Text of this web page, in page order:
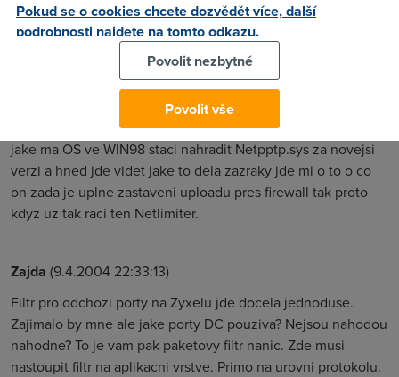
Vydels nekdy jak jede ADSLko 512/128 kdyz se ti na upload
povesi X lidi a berou 12KB/s?
(10.4.2004 11:56:46)
Vim co dovede udelat upload s downloadem ale zalezi take
jake ma OS ve WIN98 staci nahradit Netpptp.sys za novejsi
verzi a hned jde videt jake to dela zazraky jde mi o to o co
on zada je uplne zastaveni uploadu pres firewall tak proto
kdyz uz tak raci ten Netlimiter.
Zajda (9.4.2004 22:33:13)
Filtr pro odchozi porty na Zyxelu jde docela jednoduse.
Zajimalo by mne ale jake porty DC pouziva? Nejsou nahodou
nahodne? To je vam pak paketovy filtr nanic. Zde musi
nastoupit filtr na aplikacni vrstve. Primo na urovni protokolu.
Pokud se o cookies chcete dozvědět více, další
podrobnosti najdete na tomto odkazu.
Povolit nezbytné
Povolit vše